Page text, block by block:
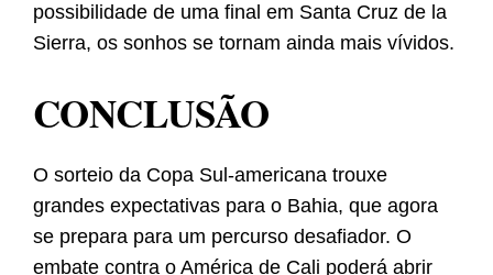
possibilidade de uma final em Santa Cruz de la
Sierra, os sonhos se tornam ainda mais vívidos.
CONCLUSÃO
O sorteio da Copa Sul-americana trouxe
grandes expectativas para o Bahia, que agora
se prepara para um percurso desafiador. O
embate contra o América de Cali poderá abrir